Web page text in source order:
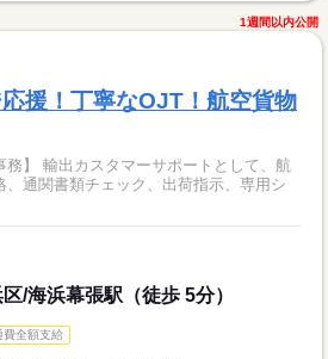
1週間以内公開
援！丁寧なOJT！航空貨物
務】 輸出カスタマーサポートとして、航
、通関書類チェック、出荷指示、専用シ
/海浜幕張駅（徒歩 5分）
費全額支給